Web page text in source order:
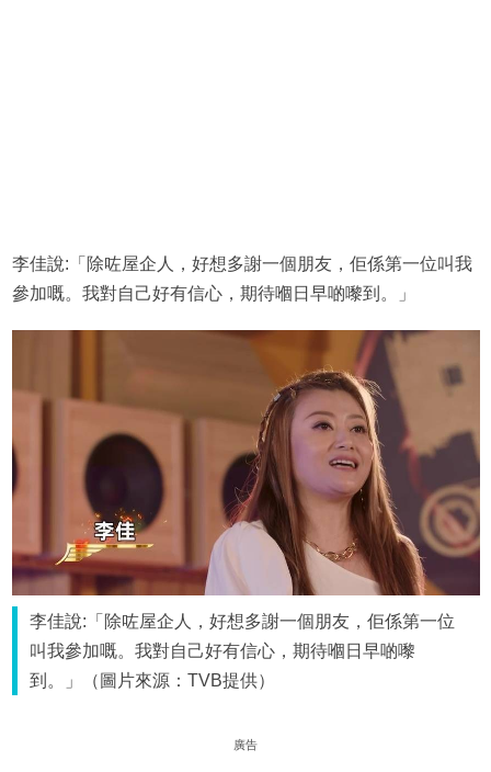
李佳說:「除咗屋企人，好想多謝一個朋友，佢係第一位叫我
參加嘅。我對自己好有信心，期待嗰日早啲嚟到。」
李佳說:「除咗屋企人，好想多謝一個朋友，佢係第一位
叫我參加嘅。我對自己好有信心，期待嗰日早啲嚟
到。」（圖片來源：TVB提供）
廣告